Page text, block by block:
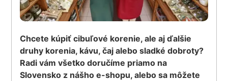
Chcete kúpiť cibuľové korenie, ale aj ďalšie
druhy korenia, kávu, čaj alebo sladké dobroty?
Radi vám všetko doručíme priamo na
Slovensko z nášho e-shopu, alebo sa môžete